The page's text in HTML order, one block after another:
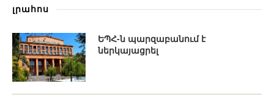
լրահոս
ԵՊՀ-ն պարզաբանում է
ներկայացրել